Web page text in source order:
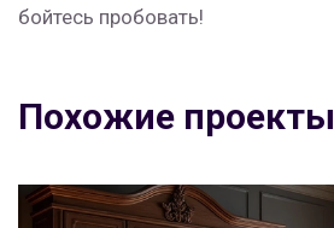
бойтесь пробовать!
Похожие проекты